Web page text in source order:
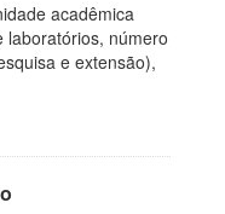
acadêmica
laboratórios, número
e extensão),